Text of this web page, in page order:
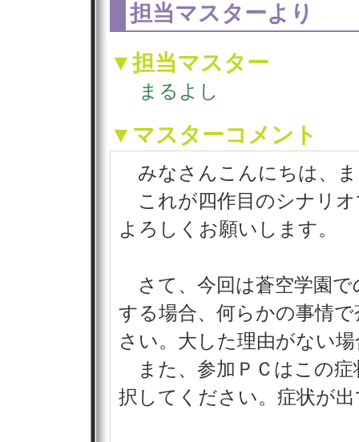
担当マスターより
▼担当マスター
まるよし
▼マスターコメント
みなさんこんにちは、
これが四作目のシナリ
よろしくお願いします。
さて、今回は蒼空学園で
する場合、何らかの事情
さい。大した理由がない
また、参加ＰＣはこの症
択してください。症状が